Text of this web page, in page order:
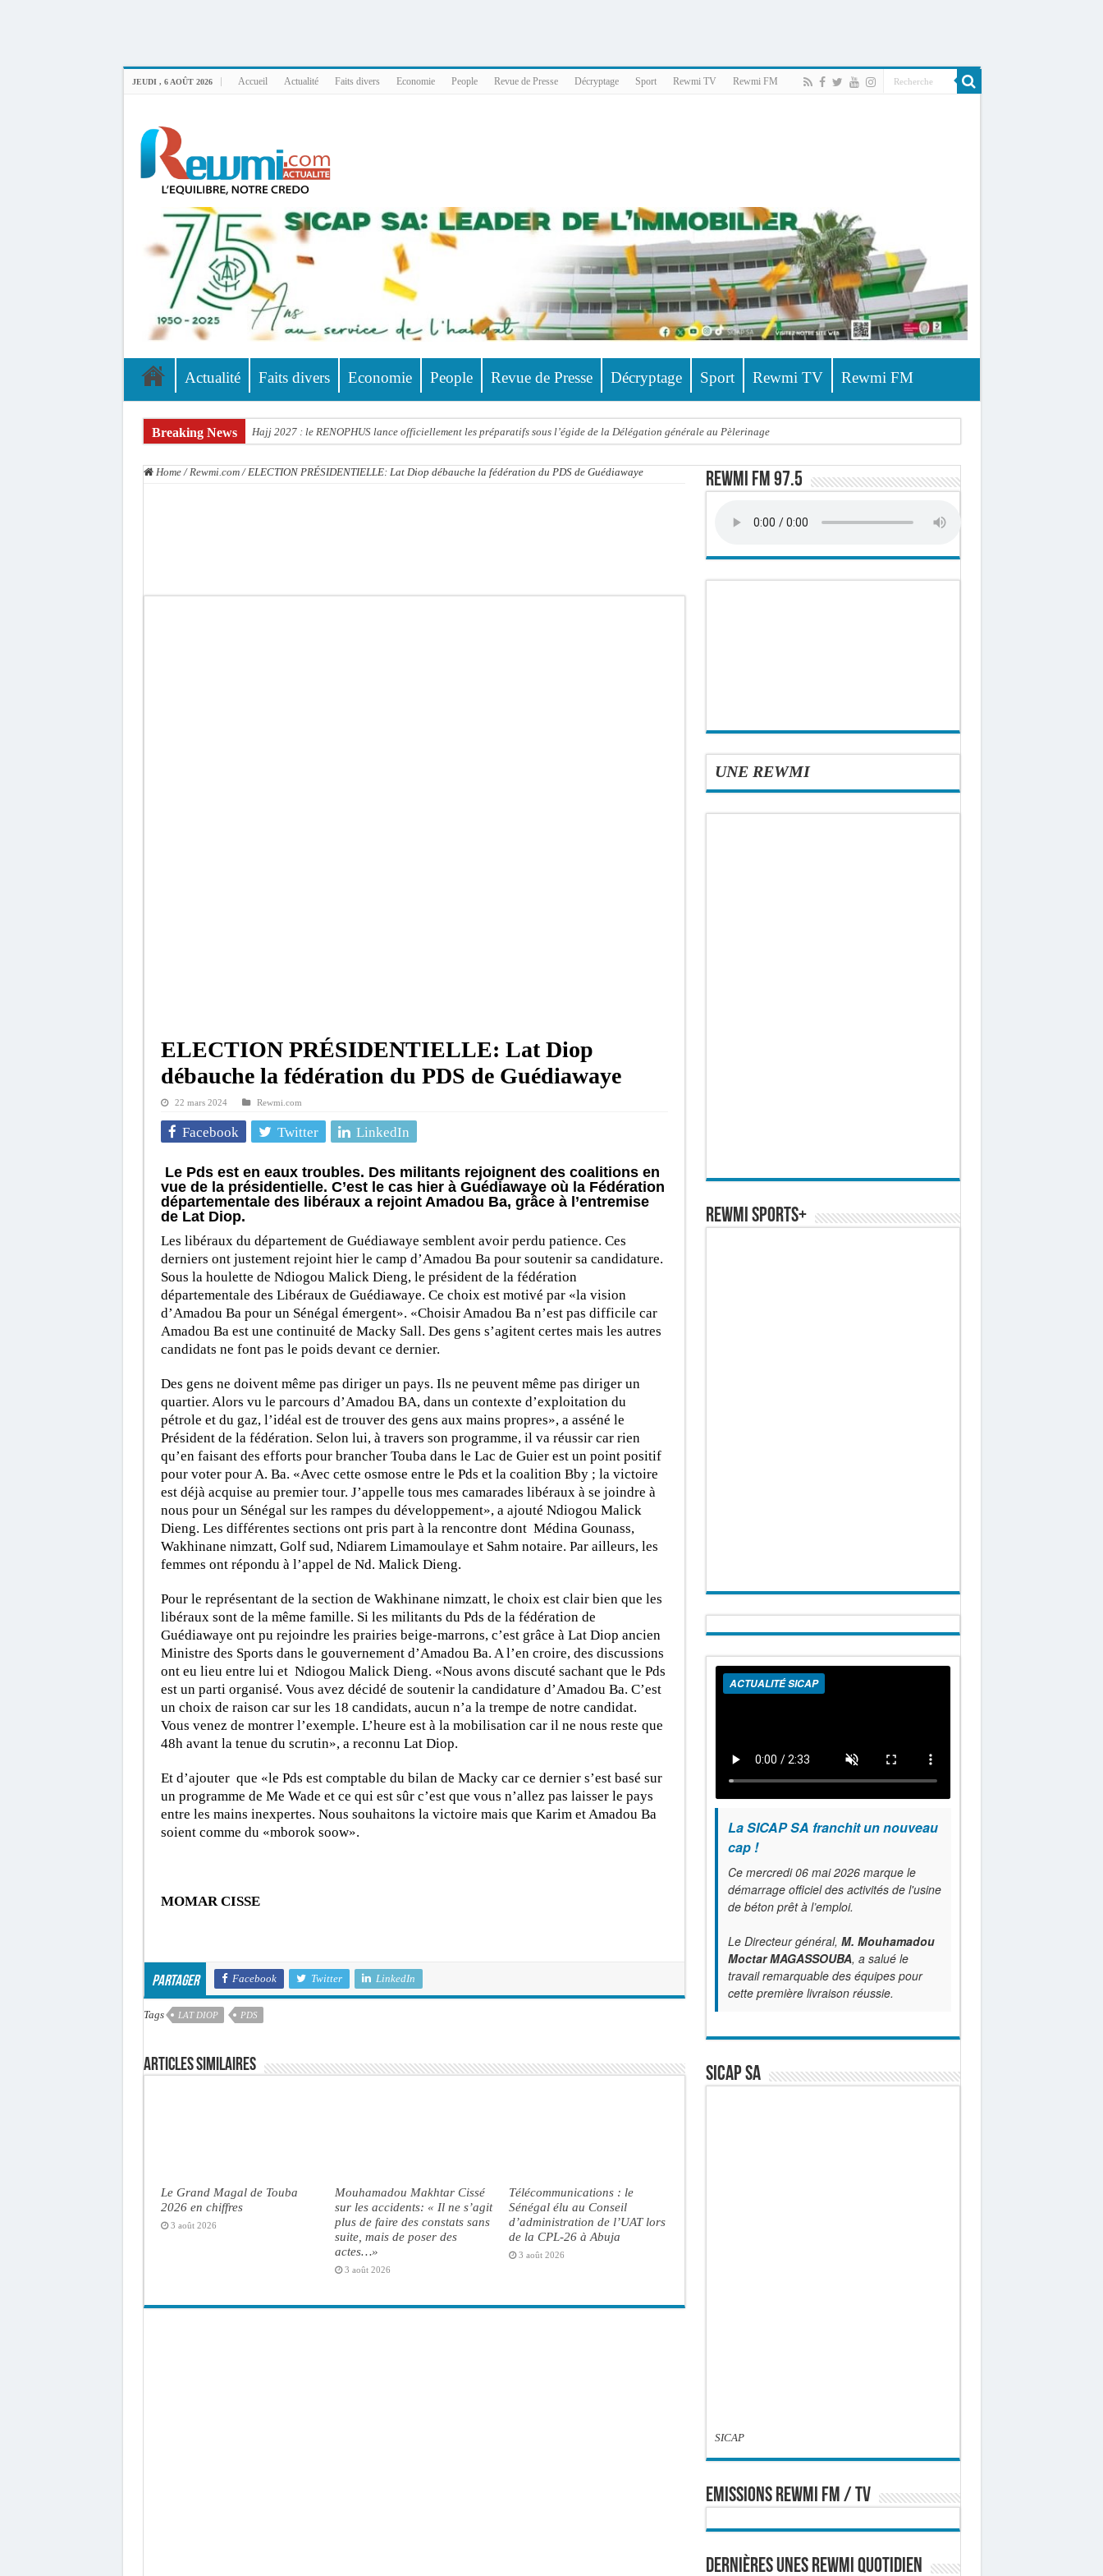
JEUDI , 6 AOÛT 2026 Accueil Actualité Faits divers Economie People Revue de Presse Décryptage Sport Rewmi TV Rewmi FM
Actualité Faits divers Economie People Revue de Presse Décryptage Sport Rewmi TV Rewmi FM
Breaking News Hajj 2027 : le RENOPHUS lance officiellement les préparatifs sous l’égide de la Délégation générale au Pèlerinage
« Quand le mandat s’achève, les discours ne suffisent plus » (Mamadou AW-Candidat à la mairie de Golf Sud)
Home / Rewmi.com / ELECTION PRÉSIDENTIELLE: Lat Diop débauche la fédération du PDS de Guédiawaye
ELECTION PRÉSIDENTIELLE: Lat Diop
débauche la fédération du PDS de Guédiawaye
22 mars 2024 Rewmi.com
Facebook Twitter LinkedIn
Le Pds est en eaux troubles. Des militants rejoignent des coalitions en
vue de la présidentielle. C’est le cas hier à Guédiawaye où la Fédération
départementale des libéraux a rejoint Amadou Ba, grâce à l’entremise
de Lat Diop.
Les libéraux du département de Guédiawaye semblent avoir perdu patience. Ces
derniers ont justement rejoint hier le camp d’Amadou Ba pour soutenir sa candidature.
Sous la houlette de Ndiogou Malick Dieng, le président de la fédération
départementale des Libéraux de Guédiawaye. Ce choix est motivé par «la vision
d’Amadou Ba pour un Sénégal émergent». «Choisir Amadou Ba n’est pas difficile car
Amadou Ba est une continuité de Macky Sall. Des gens s’agitent certes mais les autres
candidats ne font pas le poids devant ce dernier.
Des gens ne doivent même pas diriger un pays. Ils ne peuvent même pas diriger un
quartier. Alors vu le parcours d’Amadou BA, dans un contexte d’exploitation du
pétrole et du gaz, l’idéal est de trouver des gens aux mains propres», a asséné le
Président de la fédération. Selon lui, à travers son programme, il va réussir car rien
qu’en faisant des efforts pour brancher Touba dans le Lac de Guier est un point positif
pour voter pour A. Ba. «Avec cette osmose entre le Pds et la coalition Bby ; la victoire
est déjà acquise au premier tour. J’appelle tous mes camarades libéraux à se joindre à
nous pour un Sénégal sur les rampes du développement», a ajouté Ndiogou Malick
Dieng. Les différentes sections ont pris part à la rencontre dont Médina Gounass,
Wakhinane nimzatt, Golf sud, Ndiarem Limamoulaye et Sahm notaire. Par ailleurs, les
femmes ont répondu à l’appel de Nd. Malick Dieng.
Pour le représentant de la section de Wakhinane nimzatt, le choix est clair bien que les
libéraux sont de la même famille. Si les militants du Pds de la fédération de
Guédiawaye ont pu rejoindre les prairies beige-marrons, c’est grâce à Lat Diop ancien
Ministre des Sports dans le gouvernement d’Amadou Ba. A l’en croire, des discussions
ont eu lieu entre lui et Ndiogou Malick Dieng. «Nous avons discuté sachant que le Pds
est un parti organisé. Vous avez décidé de soutenir la candidature d’Amadou Ba. C’est
un choix de raison car sur les 18 candidats, aucun n’a la trempe de notre candidat.
Vous venez de montrer l’exemple. L’heure est à la mobilisation car il ne nous reste que
48h avant la tenue du scrutin», a reconnu Lat Diop.
Et d’ajouter que «le Pds est comptable du bilan de Macky car ce dernier s’est basé sur
un programme de Me Wade et ce qui est sûr c’est que vous n’allez pas laisser le pays
entre les mains inexpertes. Nous souhaitons la victoire mais que Karim et Amadou Ba
soient comme du «mborok soow».
MOMAR CISSE
Partager Facebook Twitter LinkedIn
Tags LAT DIOP PDS
Articles similaires
Le Grand Magal de Touba
2026 en chiffres
3 août 2026
Mouhamadou Makhtar Cissé
sur les accidents: « Il ne s’agit
plus de faire des constats sans
suite, mais de poser des
actes…»
3 août 2026
Télécommunications : le
Sénégal élu au Conseil
d’administration de l’UAT lors
de la CPL-26 à Abuja
3 août 2026
Rewmi FM 97.5
UNE REWMI
REWMI SPORTS+
ACTUALITÉ SICAP
La SICAP SA franchit un nouveau
cap !
Ce mercredi 06 mai 2026 marque le
démarrage officiel des activités de l'usine
de béton prêt à l’emploi.
Le Directeur général, M. Mouhamadou
Moctar MAGASSOUBA, a salué le
travail remarquable des équipes pour
cette première livraison réussie.
SICAP SA
SICAP
EMISSIONS REWMI FM / TV
Dernières Unes Rewmi Quotidien